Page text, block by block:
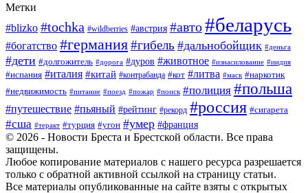
Метки
#blizko #tochka #wildberries #австрия #авто#беларусь
#богатство #германия#гибель #дальнобойщик #деньга
#дети #долгожитель #дорога #дуров #животное #изнасилование #индия
#испания #италия #китай #контрабанда #кот #литва #маск #наркотик
#недвижимость #питание #поезд #пожар #поиск #полиция #польша
#путешествие #пьяный #рейтинг #рекорд #россия #сигарета
#сша #теракт #турция #угон #умер #франция
© 2026 - Новости Бреста и Брестской области. Все права
защищены.
Любое копирование материалов с нашего ресурса разрешается
только с обратной активной ссылкой на страницу статьи.
Все материалы опубликованные на сайте взяты с открытых